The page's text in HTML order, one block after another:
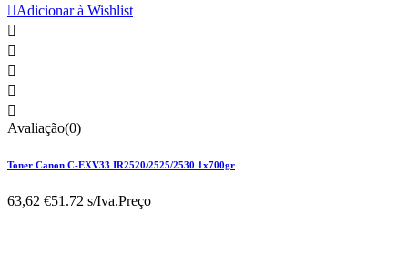
Adicionar à Wishlist





Avaliação(0)
Toner Canon C-EXV33 IR2520/2525/2530 1x700gr
63,62 €51.72 s/Iva.Preço